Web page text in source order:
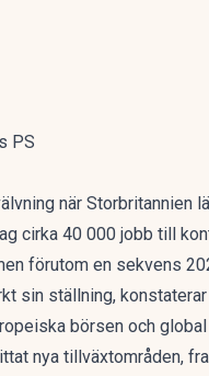
PS
när Storbritannien
cirka 40 000 jobb till
förutom en sekvens
sin ställning, konstaterar
börsen och
nya tillväxtområden,